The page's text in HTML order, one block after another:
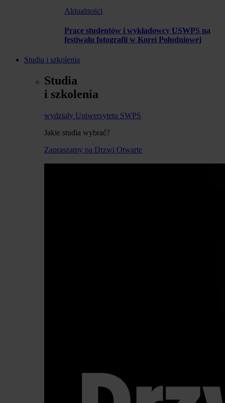
Aktualności
Prace studentów i wykładowcy USWPS na
festiwalu fotografii w Korei Południowej
Studia i szkolenia
Studia
i szkolenia
wydziały Uniwersytetu SWPS
Jakie studia wybrać?
Zapraszamy na Drzwi Otwarte